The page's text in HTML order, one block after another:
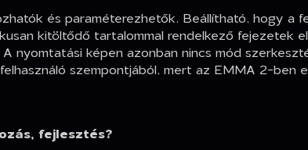
és paraméterezhetők. Beállítható, hogy a
kitöltődő tartalommal rendelkező fejezetek
nyomtatási képen azonban nincs mód
szempontjából, mert az EMMA 2-ben
fejlesztés?